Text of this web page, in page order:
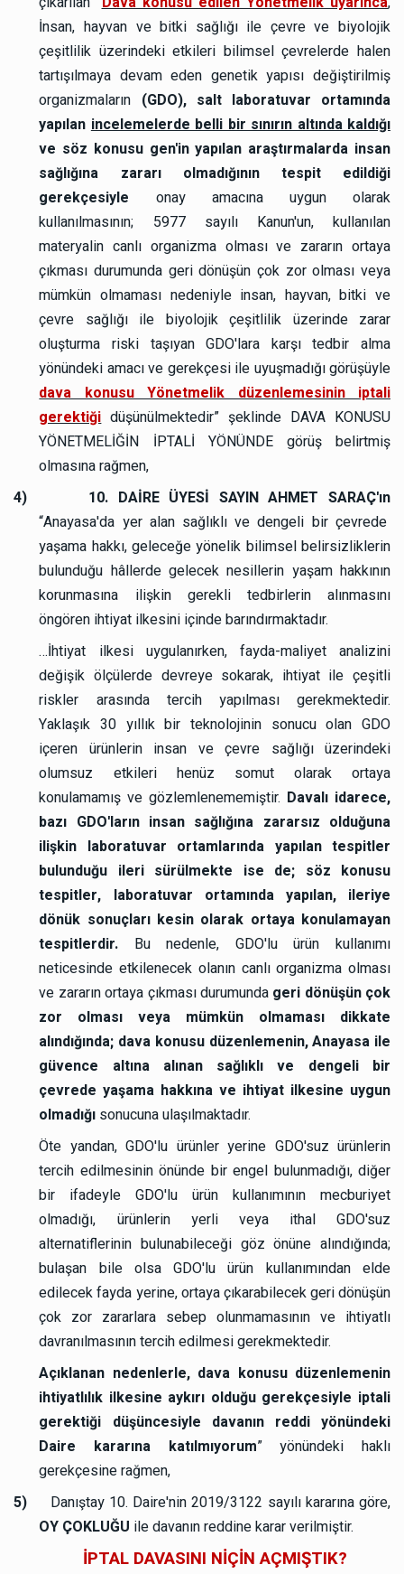
İnsan, hayvan ve bitki sağlığı ile çevre ve biyolojik
çeşitlilik üzerindeki etkileri bilimsel çevrelerde halen
tartışılmaya devam eden genetik yapısı değiştirilmiş
organizmaların (GDO), salt laboratuvar ortamında
yapılanincelemelerde belli bir sınırın altında kaldığı
ve söz konusu gen'in yapılan araştırmalarda insan
sağlığına zararı olmadığının tespit edildiği
gerekçesiyle onay amacına uygun olarak
kullanılmasının; 5977 sayılı Kanun'un, kullanılan
materyalin canlı organizma olması ve zararın ortaya
çıkması durumunda geri dönüşün çok zor olması veya
mümkün olmaması nedeniyle insan, hayvan, bitki ve
çevre sağlığı ile biyolojik çeşitlilik üzerinde zarar
oluşturma riski taşıyan GDO'lara karşı tedbir alma
yönündeki amacı ve gerekçesi ile uyuşmadığı görüşüyle
dava konusu Yönetmelik düzenlemesinin iptali
gerektiğidüşünülmektedir” şeklinde DAVA KONUSU
YÖNETMELİĞİN İPTALİ YÖNÜNDE görüş belirtmiş
olmasına rağmen,
4)
10. DAİRE ÜYESİ SAYIN AHMET SARAÇ'ın
“Anayasa'da yer alan sağlıklı ve dengeli bir çevrede
yaşama hakkı, geleceğe yönelik bilimsel belirsizliklerin
bulunduğu hâllerde gelecek nesillerin yaşam hakkının
korunmasına ilişkin gerekli tedbirlerin alınmasını
öngören ihtiyat ilkesini içinde barındırmaktadır.
…İhtiyat ilkesi uygulanırken, fayda-maliyet analizini
değişik ölçülerde devreye sokarak, ihtiyat ile çeşitli
riskler arasında tercih yapılması gerekmektedir.
Yaklaşık 30 yıllık bir teknolojinin sonucu olan GDO
içeren ürünlerin insan ve çevre sağlığı üzerindeki
olumsuz etkileri henüz somut olarak ortaya
konulamamış ve gözlemlenememiştir. Davalı idarece,
bazı GDO'ların insan sağlığına zararsız olduğuna
ilişkin laboratuvar ortamlarında yapılan tespitler
bulunduğu ileri sürülmekte ise de; söz konusu
tespitler, laboratuvar ortamında yapılan, ileriye
dönük sonuçları kesin olarak ortaya konulamayan
tespitlerdir. Bu nedenle, GDO'lu ürün kullanımı
neticesinde etkilenecek olanın canlı organizma olması
ve zararın ortaya çıkması durumunda geri dönüşün çok
zor olması veya mümkün olmaması dikkate
alındığında; dava konusu düzenlemenin, Anayasa ile
güvence altına alınan sağlıklı ve dengeli bir
çevrede yaşama hakkına ve ihtiyat ilkesine uygun
olmadığı sonucuna ulaşılmaktadır.
Öte yandan, GDO'lu ürünler yerine GDO'suz ürünlerin
tercih edilmesinin önünde bir engel bulunmadığı, diğer
bir ifadeyle GDO'lu ürün kullanımının mecburiyet
olmadığı, ürünlerin yerli veya ithal GDO'suz
alternatiflerinin bulunabileceği göz önüne alındığında;
bulaşan bile olsa GDO'lu ürün kullanımından elde
edilecek fayda yerine, ortaya çıkarabilecek geri dönüşün
çok zor zararlara sebep olunmamasının ve ihtiyatlı
davranılmasının tercih edilmesi gerekmektedir.
Açıklanan nedenlerle, dava konusu düzenlemenin
ihtiyatlılık ilkesine aykırı olduğu gerekçesiyle iptali
gerektiği düşüncesiyle davanın reddi yönündeki
Daire kararına katılmıyorum” yönündeki haklı
gerekçesine rağmen,
5)
Danıştay 10. Daire'nin 2019/3122 sayılı kararına göre,
OY ÇOKLUĞU ile davanın reddine karar verilmiştir.
İPTAL DAVASINI NİÇİN AÇMIŞTIK?